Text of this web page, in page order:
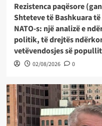
Rezistenca paqësore
Shteteve të Bashkuara
NATO-s: një analizë e
politik, të drejtës
vetëvendosjes së
02/08/2026 0